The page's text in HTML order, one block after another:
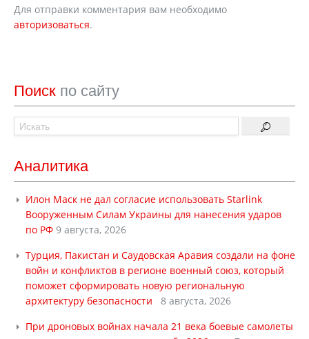
Для отправки комментария вам необходимо
авторизоваться.
Поиск по сайту
Аналитика
Илон Маск не дал согласие использовать Starlink
Вооруженным Силам Украины для нанесения ударов
по РФ 9 августа, 2026
Турция, Пакистан и Саудовская Аравия создали на фоне
войн и конфликтов в регионе военный союз, который
поможет сформировать новую региональную
архитектуру безопасности
8 августа, 2026
При дроновых войнах начала 21 века боевые самолеты